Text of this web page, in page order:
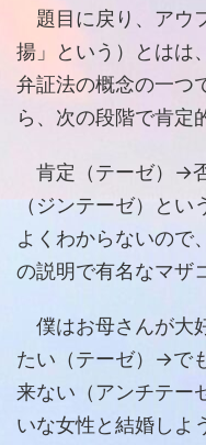
題目に戻り、アウ
揚」という）とはは
弁証法の概念の一つ
ら、次の段階で肯定
肯定（テーゼ）→
（ジンテーゼ）とい
よくわからないので
の説明で有名なマザ
僕はお母さんが大
たい（テーゼ）→で
来ない（アンチテー
いな女性と結婚しよ